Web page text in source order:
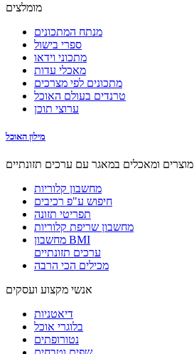
מומלצים
מנתח המתכונים
ספרי בישול
מתכוני וידאו
מאכלי עדות
מתכונים לפי מצרכים
טרנדים בעולם האוכל
ערוצי תוכן
מילון האוכל
מחשבון קלוריות
חיפוש ע"פ רכיבים
תפריטי תזונה
מחשבון שריפת קלוריות
מחשבון BMI
ערכים תזונתיים
מכילים הכי הרבה
אנשי מקצוע ועסקים
דיאטניות
בלוגרי אוכל
נטורופתים